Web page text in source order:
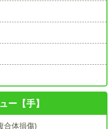
ー【手】
合体損傷)